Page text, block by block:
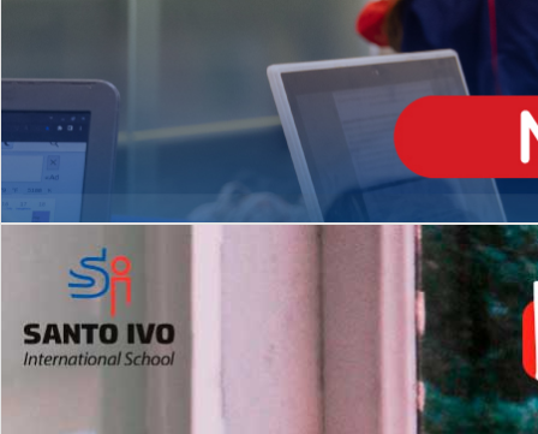
Matrículas Abertas 2026
MÉDIO
igh School
Dupla Diplomação
2º AO 5º ANO FUNDAMENTAL